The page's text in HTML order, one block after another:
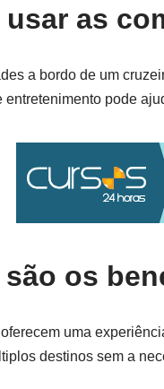
usar as
a bordo de um
entretenimento pode
são os
uma
destinos sem a